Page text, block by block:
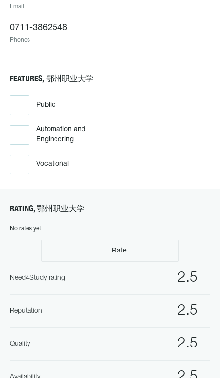
Email
0711-3862548
Phones
FEATURES, 鄂州职业大学
Public
Automation and
Engineering
Vocational
RATING, 鄂州职业大学
No rates yet
Rate
2.5
Need4Study rating
2.5
Reputation
2.5
Quality